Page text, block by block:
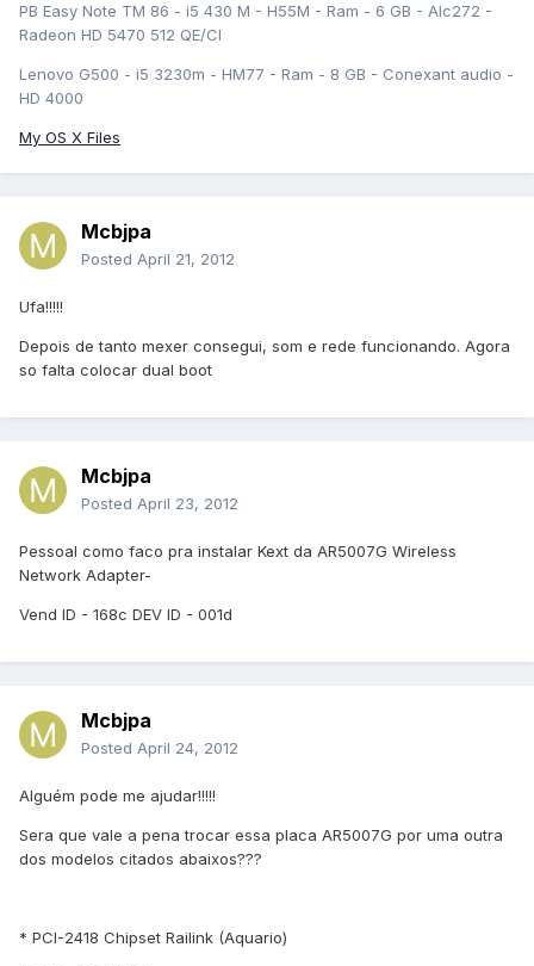
PB Easy Note TM 86 - i5 430 M - H55M - Ram - 6 GB - Alc272 -
Radeon HD 5470 512 QE/CI
Lenovo G500 - i5 3230m - HM77 - Ram - 8 GB - Conexant audio -
HD 4000
My OS X Files
Mcbjpa
Posted April 21, 2012
Ufa!!!!!
Depois de tanto mexer consegui, som e rede funcionando. Agora
so falta colocar dual boot
Mcbjpa
Posted April 23, 2012
Pessoal como faco pra instalar Kext da AR5007G Wireless
Network Adapter-
Vend ID - 168c DEV ID - 001d
Mcbjpa
Posted April 24, 2012
Alguém pode me ajudar!!!!!
Sera que vale a pena trocar essa placa AR5007G por uma outra
dos modelos citados abaixos???
* PCI-2418 Chipset Railink (Aquario)